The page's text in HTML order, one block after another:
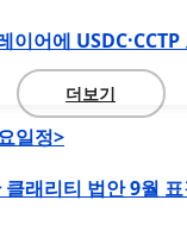
어에 USDC·CCTP
더보기
일정>
래리티 법안 9월